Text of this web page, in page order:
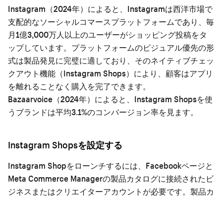
Instagram（2024年）によると、Instagramは西洋市場で
支配的なソーシャルコマースプラットフォームであり、毎
月1億3,000万人以上のユーザーがショッピング投稿をタ
ップしています。プラットフォームのビジュアル優先の形
式は製品発見に完璧に適しており、そのネイティブチェッ
クアウト機能（Instagram Shops）により、顧客はアプリ
を離れることなく購入を完了できます。
Bazaarvoice（2024年）によると、Instagram Shopsを使
うブランドは平均3.1%のコンバージョン率を見ます。
Instagram Shopsを設定する
Instagram Shopをローンチするには、Facebookページと
Meta Commerce Managerの製品カタログに接続されたビ
ジネスまたはクリエイターアカウントが必要です。製品カ